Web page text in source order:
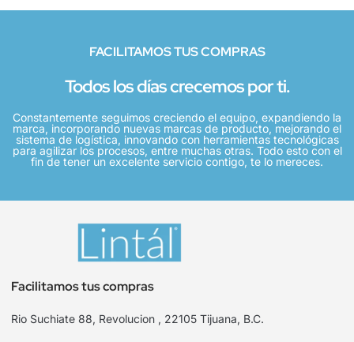
FACILITAMOS TUS COMPRAS
Todos los días crecemos por ti.
Constantemente seguimos creciendo el equipo, expandiendo la
marca, incorporando nuevas marcas de producto, mejorando el
sistema de logística, innovando con herramientas tecnológicas
para agilizar los procesos, entre muchas otras. Todo esto con el
fin de tener un excelente servicio contigo, te lo mereces.
Facilitamos tus compras
Rio Suchiate 88, Revolucion , 22105 Tijuana, B.C.